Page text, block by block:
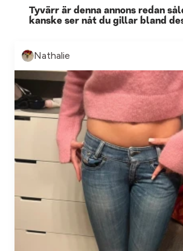
Tyvärr är denna annons redan
kanske ser nåt du gillar bland
Nathalie